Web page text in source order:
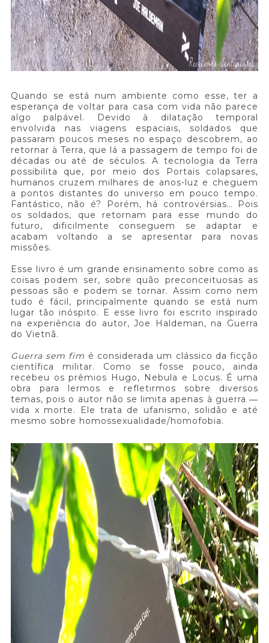
Quando se está num ambiente como esse, ter a
esperança de voltar para casa com vida não parece
algo palpável. Devido à dilatação temporal
envolvida nas viagens espaciais, soldados que
passaram poucos meses no espaço descobrem, ao
retornar à Terra, que lá a passagem de tempo foi de
décadas ou até de séculos. A tecnologia da Terra
possibilita que, por meio dos Portais colapsares,
humanos cruzem milhares de anos-luz e cheguem
a pontos distantes do universo em pouco tempo.
Fantástico, não é? Porém, há controvérsias… Pois
os soldados, que retornam para esse mundo do
futuro, dificilmente conseguem se adaptar e
acabam voltando a se apresentar para novas
missões.
Esse livro é um grande ensinamento sobre como as
coisas podem ser, sobre quão preconceituosas as
pessoas são e podem se tornar. Assim como nem
tudo é fácil, principalmente quando se está num
lugar tão inóspito. E esse livro foi escrito inspirado
na experiência do autor, Joe Haldeman, na Guerra
do Vietnã.
Guerra sem fim é considerada um clássico da ficção
científica militar. Como se fosse pouco, ainda
recebeu os prêmios Hugo, Nebula e Locus. É uma
obra para lermos e refletirmos sobre diversos
temas, pois o autor não se limita apenas à guerra ―
vida x morte. Ele trata de ufanismo, solidão e até
mesmo sobre homossexualidade/homofobia.